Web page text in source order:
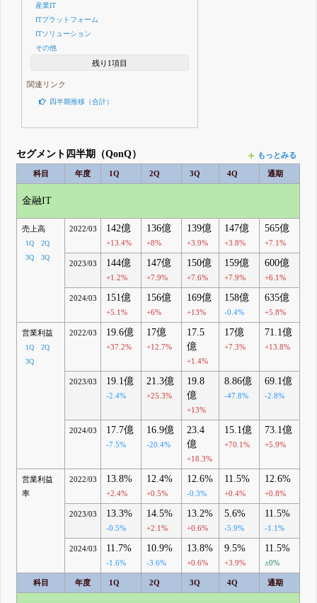
産業IT
ITプラットフォーム
ITソリューション
その他
残り1項目
関連リンク
四半期推移（合計）
セグメント四半期（QonQ） もっとみる
科目 年度 1Q 2Q 3Q 4Q 通期
金融IT
売上高
1Q
2Q
3Q
3Q
2022/03 142億
+13.4%
136億
+8%
139億
+3.9%
147億
+3.8%
565億
+7.1%
2023/03 144億
+1.2%
147億
+7.9%
150億
+7.6%
159億
+7.9%
600億
+6.1%
2024/03 151億
+5.1%
156億
+6%
169億
+13%
158億
-0.4%
635億
+5.8%
営業利益
1Q
2Q
3Q
2022/03 19.6億
+37.2%
17億
+12.7%
17.5
億
+1.4%
17億
+7.3%
71.1億
+13.8%
2023/03 19.1億
-2.4%
21.3億
+25.3%
19.8
億
+13%
8.86億
-47.8%
69.1億
-2.8%
2024/03 17.7億
-7.5%
16.9億
-20.4%
23.4
億
+18.3%
15.1億
+70.1%
73.1億
+5.9%
営業利益
率
2022/03 13.8%
+2.4%
12.4%
+0.5%
12.6%
-0.3%
11.5%
+0.4%
12.6%
+0.8%
2023/03 13.3%
-0.5%
14.5%
+2.1%
13.2%
+0.6%
5.6%
-5.9%
11.5%
-1.1%
2024/03 11.7%
-1.6%
10.9%
-3.6%
13.8%
+0.6%
9.5%
+3.9%
11.5%
±0%
科目 年度 1Q 2Q 3Q 4Q 通期